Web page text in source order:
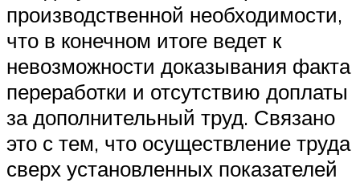
производственной необходимости,
что в конечном итоге ведет к
невозможности доказывания факта
переработки и отсутствию доплаты
за дополнительный труд. Связано
это с тем, что осуществление труда
сверх установленных показателей